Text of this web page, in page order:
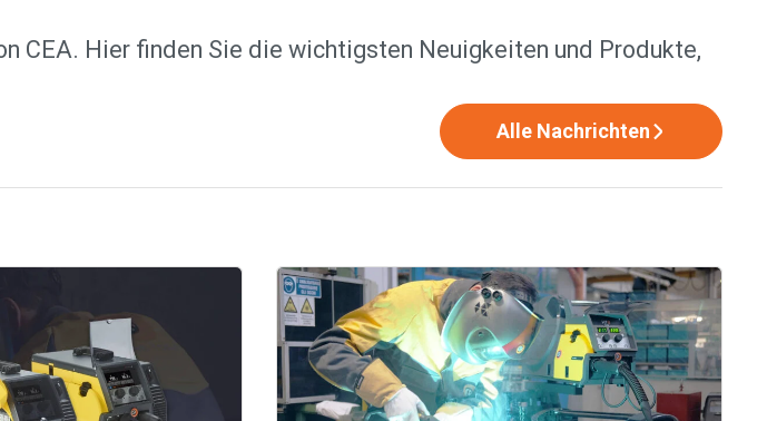
CEA. Hier finden Sie die wichtigsten Neuigkeiten und Produkte,
Alle Nachrichten